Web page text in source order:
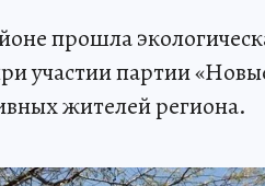
прошла
участии партии
жителей региона.